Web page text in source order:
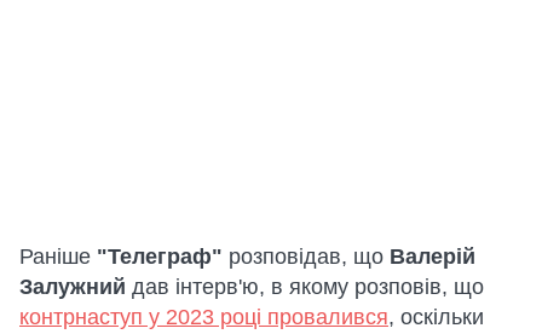
Раніше "Телеграф" розповідав, що Валерій
Залужний дав інтерв'ю, в якому розповів, що
контрнаступ у 2023 році провалився, оскільки